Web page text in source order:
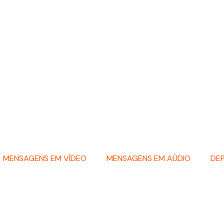
MENSAGENS EM VÍDEO MENSAGENS EM AÚDIO